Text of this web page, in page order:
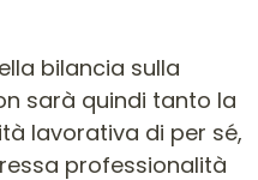
bilancia sulla
sarà quindi tanto la
lavorativa di per sé,
professionalità